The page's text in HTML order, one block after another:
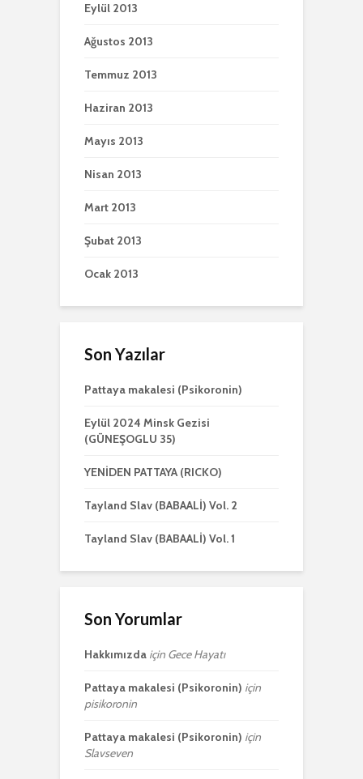
Eylül 2013
Ağustos 2013
Temmuz 2013
Haziran 2013
Mayıs 2013
Nisan 2013
Mart 2013
Şubat 2013
Ocak 2013
Son Yazılar
Pattaya makalesi (Psikoronin)
Eylül 2024 Minsk Gezisi
(GÜNEŞOGLU 35)
YENİDEN PATTAYA (RICKO)
Tayland Slav (BABAALİ) Vol. 2
Tayland Slav (BABAALİ) Vol. 1
Son Yorumlar
Hakkımızda için Gece Hayatı
Pattaya makalesi (Psikoronin) için
pisikoronin
Pattaya makalesi (Psikoronin) için
Slavseven